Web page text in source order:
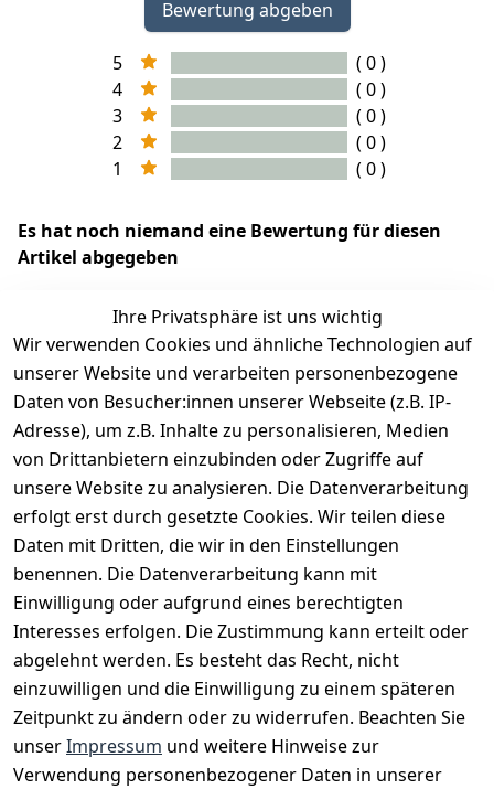
Bewertung abgeben
5
( 0 )
4
( 0 )
3
( 0 )
2
( 0 )
1
( 0 )
Es hat noch niemand eine Bewertung für diesen
Artikel abgegeben
EU-Verantwortliche Person - klicken Sie für Details
Ihre Privatsphäre ist uns wichtig
Wir verwenden Cookies und ähnliche Technologien auf
unserer Website und verarbeiten personenbezogene
Daten von Besucher:innen unserer Webseite (z.B. IP-
Adresse), um z.B. Inhalte zu personalisieren, Medien
von Drittanbietern einzubinden oder Zugriffe auf
unsere Website zu analysieren. Die Datenverarbeitung
erfolgt erst durch gesetzte Cookies. Wir teilen diese
Daten mit Dritten, die wir in den Einstellungen
benennen. Die Datenverarbeitung kann mit
Einwilligung oder aufgrund eines berechtigten
Interesses erfolgen. Die Zustimmung kann erteilt oder
abgelehnt werden. Es besteht das Recht, nicht
einzuwilligen und die Einwilligung zu einem späteren
Zeitpunkt zu ändern oder zu widerrufen. Beachten Sie
unserImpressum und weitere Hinweise zur
Verwendung personenbezogener Daten in unserer
Rechtliches
AGB
Impressum
Datenschutze
rklärung
Services
Kontakt
Registrieren
Katalog
Zahlungsm
öglichkeite
n
Vorkasse
PayPal
Versanddie
nstleister
Post